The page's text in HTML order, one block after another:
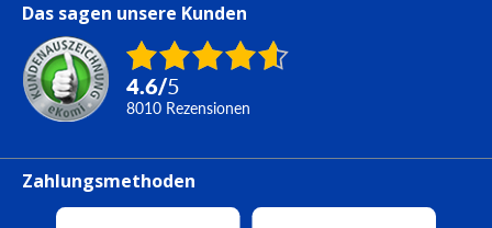
Das sagen unsere Kunden
4.6/5
8010 Rezensionen
Zahlungsmethoden